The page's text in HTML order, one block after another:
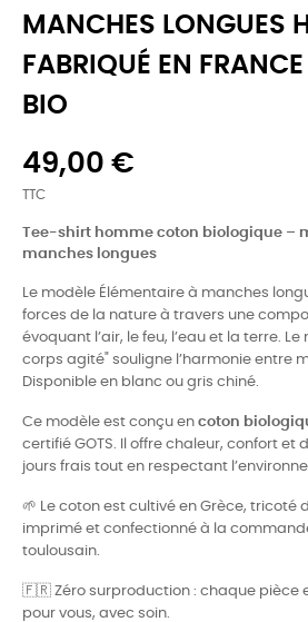
MANCHES LONGUES
FABRIQUÉ EN
BIO
49,00 €
TTC
Tee-shirt homme coton biologique –
manches longues
Le modèle Élémentaire à manches
forces de la nature à travers une
évoquant l’air, le feu, l’eau et la terre.
corps agité" souligne l’harmonie entre
Disponible en blanc ou gris chiné.
Ce modèle est conçu en coton
certifié GOTS. Il offre chaleur, confort et
jours frais tout en respectant
🌱 Le coton est cultivé en Grèce, tricoté
imprimé et confectionné à la
toulousain.
🇫🇷 Zéro surproduction : chaque pièce
pour vous, avec soin.